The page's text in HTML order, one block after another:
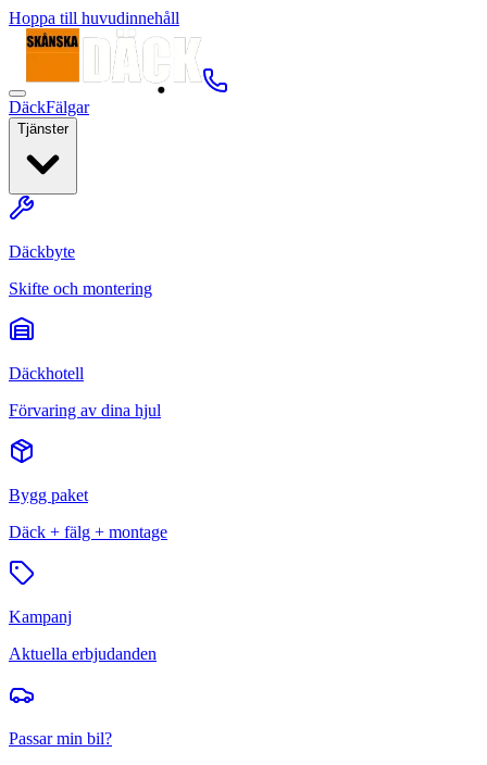
Hoppa till huvudinnehåll
DäckFälgar
Tjänster
Däckbyte
Skifte och montering
Däckhotell
Förvaring av dina hjul
Bygg paket
Däck + fälg + montage
Kampanj
Aktuella erbjudanden
Passar min bil?